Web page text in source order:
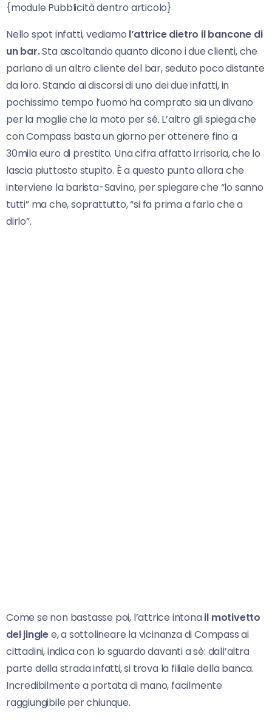
{module Pubblicità dentro articolo}
Nello spot infatti, vediamo l’attrice dietro il bancone di
un bar.Sta ascoltando quanto dicono i due clienti, che
parlano di un altro cliente del bar, seduto poco distante
da loro. Stando ai discorsi di uno dei due infatti, in
pochissimo tempo l’uomo ha comprato sia un divano
per la moglie che la moto per sé. L’altro gli spiega che
con Compass basta un giorno per ottenere fino a
30mila euro di prestito. Una cifra affatto irrisoria, che lo
lascia piuttosto stupito. È a questo punto allora che
interviene la barista-Savino, per spiegare che “lo sanno
tutti” ma che, soprattutto, “si fa prima a farlo che a
dirlo”.
Come se non bastasse poi, l’attrice intonail motivetto
del jinglee, a sottolineare la vicinanza di Compass ai
cittadini, indica con lo sguardo davanti a sè: dall’altra
parte della strada infatti, si trova la filiale della banca.
Incredibilmente a portata di mano, facilmente
raggiungibile per chiunque.